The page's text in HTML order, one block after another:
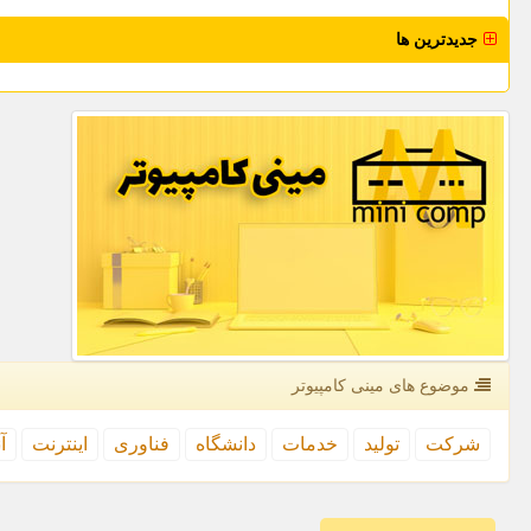
جدیدترین ها
موضوع های مینی كامپیوتر
شركت تولید خدمات دانشگاه فناوری اینترنت